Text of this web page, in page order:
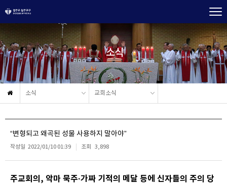
소식
소식 교회소식
“변형되고 왜곡된 성물 사용하지 말아야”
작성일 2022/01/10 01:39 조회 3,898
주교회의, 악마 묵주·가짜 기적의 메달 등에 신자들의 주의 당